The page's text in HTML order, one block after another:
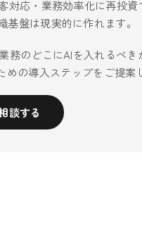
応・業務効率化に再投資
基盤は現実的に作れます。
務のどこにAIを入れるべき
の導入ステップをご提案
談する